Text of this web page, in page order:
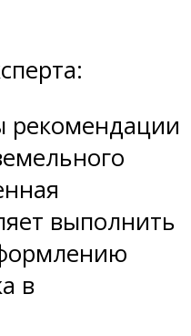
рекомендации
выполнить
в